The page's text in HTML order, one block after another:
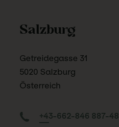
Salzburg
Getreidegasse 31
5020 Salzburg
Österreich
+43-662-846 887-